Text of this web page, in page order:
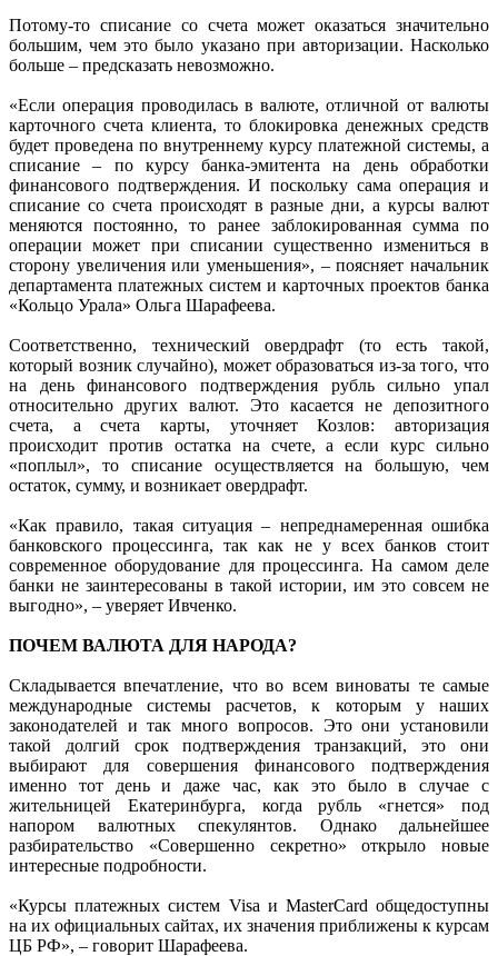
Потому-то списание со счета может оказаться значительно
большим, чем это было указано при авторизации. Насколько
больше – предсказать невозможно.
«Если операция проводилась в валюте, отличной от валюты
карточного счета клиента, то блокировка денежных средств
будет проведена по внутреннему курсу платежной системы, а
списание – по курсу банка-эмитента на день обработки
финансового подтверждения. И поскольку сама операция и
списание со счета происходят в разные дни, а курсы валют
меняются постоянно, то ранее заблокированная сумма по
операции может при списании существенно измениться в
сторону увеличения или уменьшения», – поясняет начальник
департамента платежных систем и карточных проектов банка
«Кольцо Урала» Ольга Шарафеева.
Соответственно, технический овердрафт (то есть такой,
который возник случайно), может образоваться из-за того, что
на день финансового подтверждения рубль сильно упал
относительно других валют. Это касается не депозитного
счета, а счета карты, уточняет Козлов: авторизация
происходит против остатка на счете, а если курс сильно
«поплыл», то списание осуществляется на большую, чем
остаток, сумму, и возникает овердрафт.
«Как правило, такая ситуация – непреднамеренная ошибка
банковского процессинга, так как не у всех банков стоит
современное оборудование для процессинга. На самом деле
банки не заинтересованы в такой истории, им это совсем не
выгодно», – уверяет Ивченко.
ПОЧЕМ ВАЛЮТА ДЛЯ НАРОДА?
Складывается впечатление, что во всем виноваты те самые
международные системы расчетов, к которым у наших
законодателей и так много вопросов. Это они установили
такой долгий срок подтверждения транзакций, это они
выбирают для совершения финансового подтверждения
именно тот день и даже час, как это было в случае с
жительницей Екатеринбурга, когда рубль «гнется» под
напором валютных спекулянтов. Однако дальнейшее
разбирательство «Совершенно секретно» открыло новые
интересные подробности.
«Курсы платежных систем Visa и Master­Card общедоступны
на их официальных сайтах, их значения приближены к курсам
ЦБ РФ», – говорит Шарафеева.